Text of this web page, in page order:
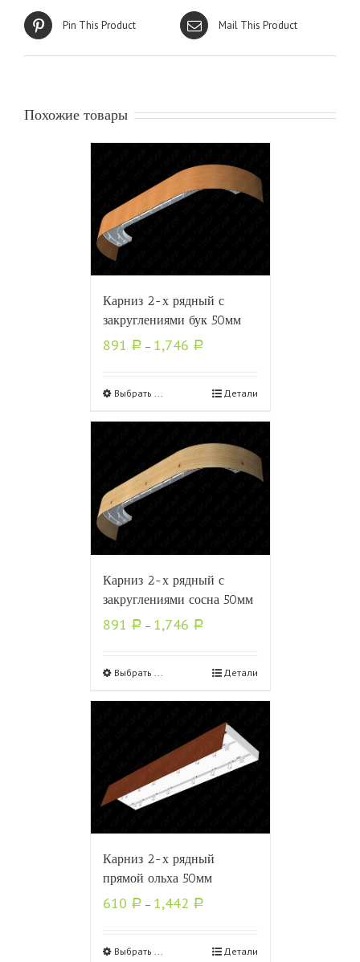
Pin This Product Mail This Product
Похожие товары
Карниз 2-х рядный с
закруглениями бук 50мм
891 Р – 1,746 Р
Выбрать ... Детали
Карниз 2-х рядный с
закруглениями сосна 50мм
891 Р – 1,746 Р
Выбрать ... Детали
Карниз 2-х рядный
прямой ольха 50мм
610 Р – 1,442 Р
Выбрать ... Детали